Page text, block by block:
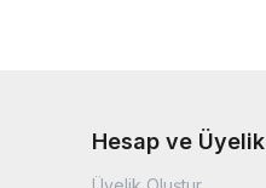
Hesap ve Üyelik